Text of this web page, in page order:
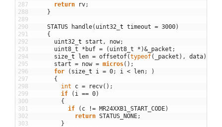
287
288
289
290
291
292
293
294
295
296
297
298
299
300
301
302
303
return
rv;
}
STATUS handle( uint32 t timeout = 3000)
{
uint32 t start , now;
uint8_t
* buf = ( uint8_t * )& _packet ;
size t len = offsetof(typeof( _packet ) , data)
start = now = micros( ) ;
for
( size t i = 0; i < len;
)
{
int
c = recv( ) ;
if
( i == 0)
{
if
( c != MR24XXB1_START_CODE)
return STATUS_NONE;
}